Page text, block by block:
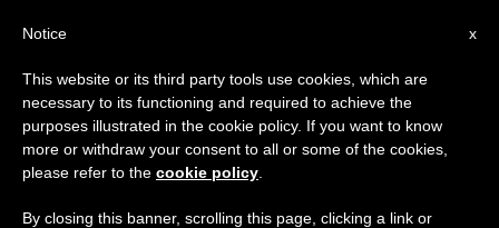
×
Aviso importante
Del 27 de julio al 7 de agosto haremos la pausa
anual, aprovechando que en el periodo de verano
se generan menos informaciones y también el
x
Notice
This website or its third party tools use cookies, which are
necessary to its functioning and required to achieve the
purposes illustrated in the cookie policy. If you want to know
more or withdraw your consent to all or some of the cookies,
please refer to the cookie policy
By closing this banner, scrolling this page, clicking a link or